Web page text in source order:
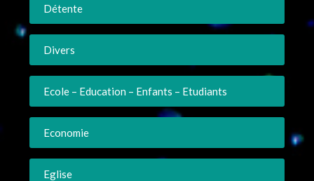
Détente
Divers
Ecole – Education – Enfants – Etudiants
Economie
Eglise